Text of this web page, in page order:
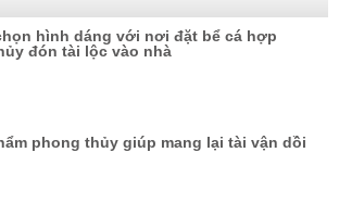
hình dáng với nơi đặt bể cá hợp
đón tài lộc vào nhà
phong thủy giúp mang lại tài vận dồi